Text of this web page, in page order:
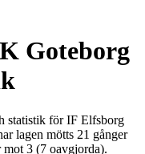
Goteborg
statistik för IF Elfsborg
lagen mötts 21 gånger
3 (7 oavgjorda).